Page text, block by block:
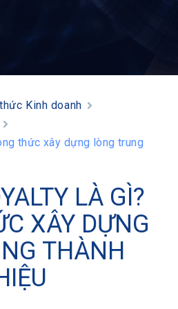
Kinh doanh
thức xây dựng lòng trung
LÀ GÌ?
XÂY DỰNG
THÀNH